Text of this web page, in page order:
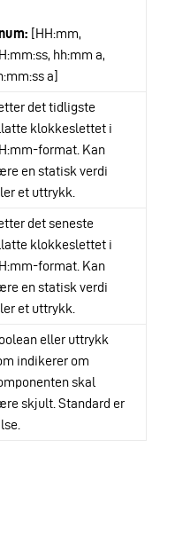
[HH:mm,
hh:mm a,
a]
det tidligste
klokkeslettet i
format. Kan
en statisk verdi
et uttrykk.
det seneste
klokkeslettet i
format. Kan
en statisk verdi
et uttrykk.
eller uttrykk
indikerer om
skal
skjult. Standard er